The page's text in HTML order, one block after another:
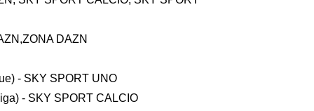
DAZN
- SKY SPORT UNO
- SKY SPORT CALCIO